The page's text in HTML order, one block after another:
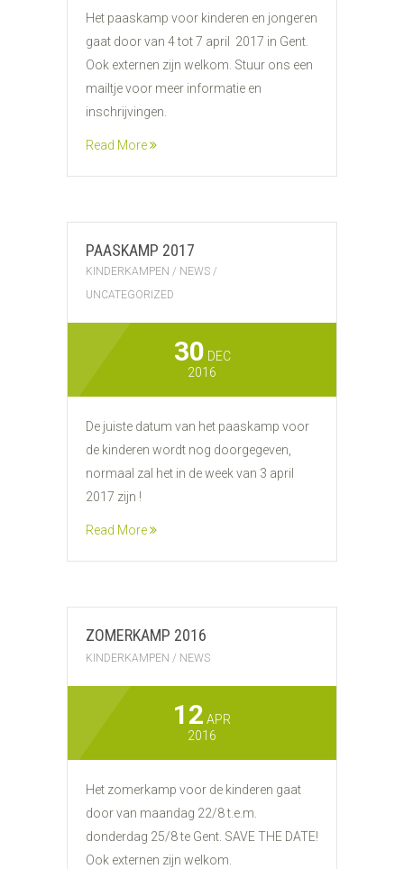
Het paaskamp voor kinderen en jongeren
gaat door van 4 tot 7 april 2017 in Gent.
Ook externen zijn welkom. Stuur ons een
mailtje voor meer informatie en
inschrijvingen.
Read More
PAASKAMP 2017
KINDERKAMPEN / NEWS /
UNCATEGORIZED
30 DEC
2016
De juiste datum van het paaskamp voor
de kinderen wordt nog doorgegeven,
normaal zal het in de week van 3 april
2017 zijn !
Read More
ZOMERKAMP 2016
KINDERKAMPEN / NEWS
12 APR
2016
Het zomerkamp voor de kinderen gaat
door van maandag 22/8 t.e.m.
donderdag 25/8 te Gent. SAVE THE DATE!
Ook externen zijn welkom.